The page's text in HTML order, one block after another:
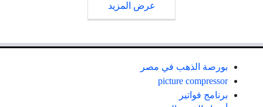
عرض المزيد
بورصة الذهب في مصر
picture compressor
برنامج فواتير